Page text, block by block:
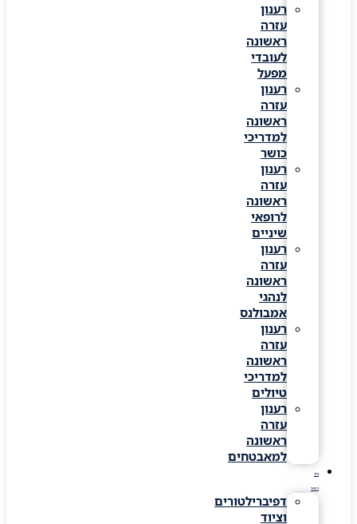
רענון
עזרה
ראשונה
לעובדי
מפעל
רענון
עזרה
ראשונה
למדריכי
כושר
רענון
עזרה
ראשונה
לרופאי
שיניים
רענון
עזרה
ראשונה
לנהגי
אמבולנס
רענון
עזרה
ראשונה
למדריכי
טיולים
רענון
עזרה
ראשונה
למאבטחים
דפיברילטורים